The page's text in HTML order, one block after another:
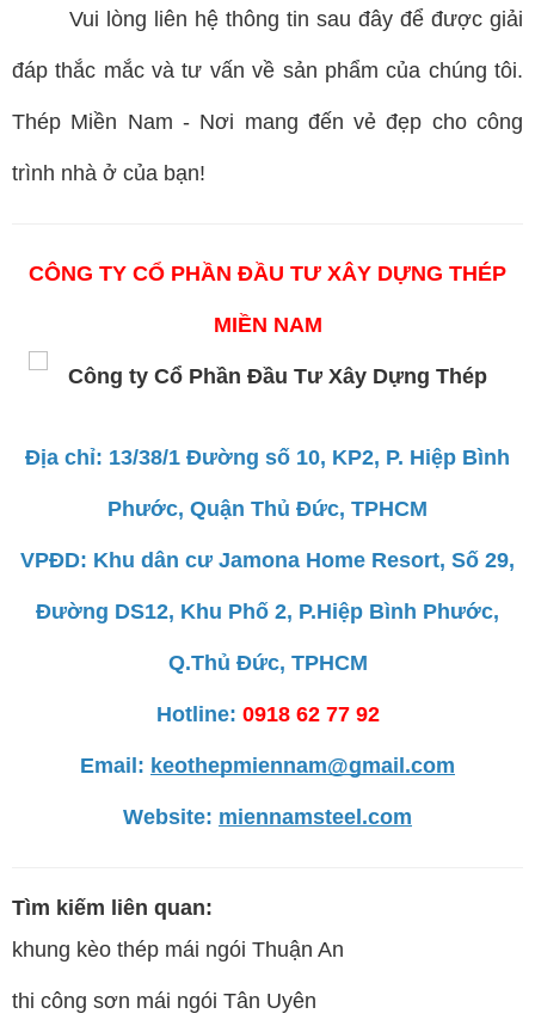
Vui lòng liên hệ thông tin sau đây để được giải
đáp thắc mắc và tư vấn về sản phẩm của chúng tôi.
Thép Miền Nam - Nơi mang đến vẻ đẹp cho công
trình nhà ở của bạn!
CÔNG TY CỔ PHẦN ĐẦU TƯ XÂY DỰNG THÉP
MIỀN NAM
Địa chỉ: 13/38/1 Đường số 10, KP2, P. Hiệp Bình
Phước, Quận Thủ Đức, TPHCM
VPĐD: Khu dân cư Jamona Home Resort, Số 29,
Đường DS12, Khu Phố 2, P.Hiệp Bình Phước,
Q.Thủ Đức, TPHCM
Hotline: 0918 62 77 92
Email: keothepmiennam@gmail.com
Website: miennamsteel.com
Tìm kiếm liên quan:
khung kèo thép mái ngói Thuận An
thi công sơn mái ngói Tân Uyên